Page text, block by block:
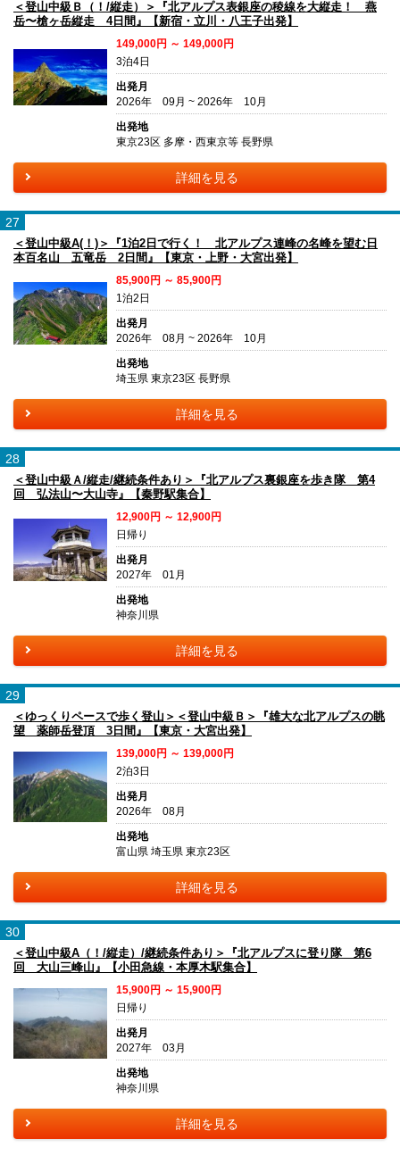
＜登山中級Ｂ（！/縦走）＞『北アルプス表銀座の稜線を大縦走！ 燕
岳〜槍ヶ岳縦走 4日間』【新宿・立川・八王子出発】
149,000円 ～ 149,000円
3泊4日
出発月
2026年 09月 ~ 2026年 10月
出発地
東京23区 多摩・西東京等 長野県
詳細を見る
27
＜登山中級A(！)＞『1泊2日で行く！ 北アルプス連峰の名峰を望む日
本百名山 五竜岳 2日間』【東京・上野・大宮出発】
85,900円 ～ 85,900円
1泊2日
出発月
2026年 08月 ~ 2026年 10月
出発地
埼玉県 東京23区 長野県
詳細を見る
28
＜登山中級Ａ/縦走/継続条件あり＞『北アルプス裏銀座を歩き隊 第4
回 弘法山〜大山寺』【秦野駅集合】
12,900円 ～ 12,900円
日帰り
出発月
2027年 01月
出発地
神奈川県
詳細を見る
29
＜ゆっくりペースで歩く登山＞＜登山中級Ｂ＞『雄大な北アルプスの眺
望 薬師岳登頂 3日間』【東京・大宮出発】
139,000円 ～ 139,000円
2泊3日
出発月
2026年 08月
出発地
富山県 埼玉県 東京23区
詳細を見る
30
＜登山中級A（！/縦走）/継続条件あり＞『北アルプスに登り隊 第6
回 大山三峰山』【小田急線・本厚木駅集合】
15,900円 ～ 15,900円
日帰り
出発月
2027年 03月
出発地
神奈川県
詳細を見る